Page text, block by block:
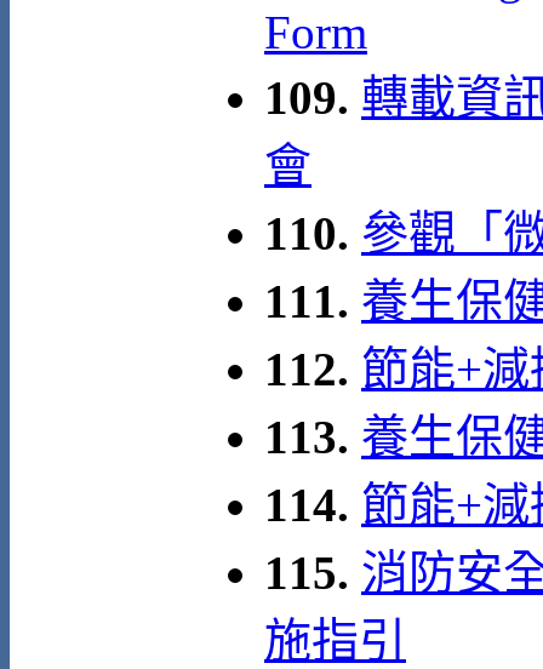
Form
109. 轉載資
會
110. 參觀「
111. 養生保
112. 節能+
113. 養生保
114. 節能+
115. 消防安
施指引